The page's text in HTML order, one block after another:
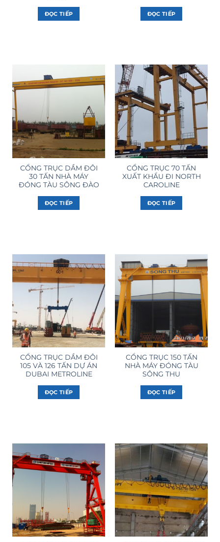
ĐỌC TIẾP ĐỌC TIẾP
CỔNG TRỤC DẦM ĐÔI
30 TẤN NHÀ MÁY
ĐÓNG TÀU SÔNG ĐÀO
ĐỌC TIẾP
CỔNG TRỤC 70 TẤN
XUẤT KHẨU ĐI NORTH
CAROLINE
ĐỌC TIẾP
CỔNG TRỤC DẦM ĐÔI
105 VÀ 126 TẤN DỰ ÁN
DUBAI METROLINE
ĐỌC TIẾP
CỔNG TRỤC 150 TẤN
NHÀ MÁY ĐÓNG TÀU
SÔNG THU
ĐỌC TIẾP